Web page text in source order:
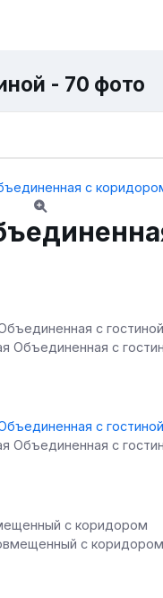
- 70 фото
Объединенная с
Объединенная с
с коридором